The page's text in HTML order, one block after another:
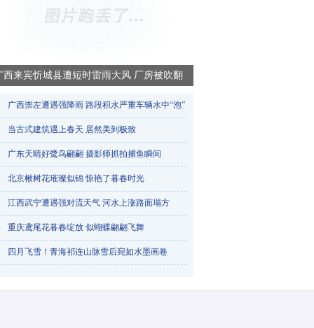
西来宾忻城县遭短时雷雨大风 厂房被吹翻
台天气一天三变 降雨冰雹降雪轮番登场
广西崇左遭遇强降雨 路段积水严重车辆水中“泡”​
当古式建筑遇上春天 居然美到极致
广东天晴好鹭鸟翩翩 摄影师抓拍捕鱼瞬间
北京楸树花璀璨似锦 惊艳了暮春时光
江西武宁遭遇强对流天气 河水上涨路面塌方
重庆鸢尾花暮春绽放 似蝴蝶翩翩飞舞
四月飞雪！青海祁连山脉雪后宛如水墨画卷